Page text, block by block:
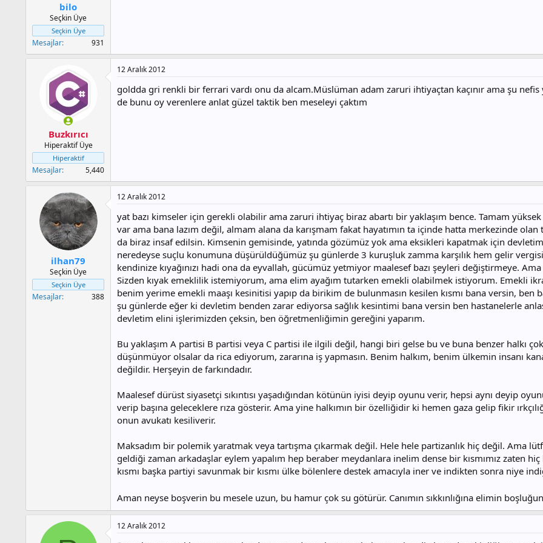
bilo
Seçkin Üye
Seçkin Üye
Mesajlar 931
Buzkırıcı
Hiperaktif Üye
Hiperaktif
Mesajlar 5,440
12 Aralık 2012
goldda gri renkli bir ferrari vardı onu da alcam.Müslüman adam zaruri ihtiyaçtan kaçınır ama şu
de bunu oy verenlere anlat güzel taktik ben meseleyi çaktım
ilhan79
Seçkin Üye
Seçkin Üye
Mesajlar 388
12 Aralık 2012
yat bazı kimseler için gerekli olabilir ama zaruri ihtiyaç biraz abartı bir yaklaşım bence. Tamam
var ama bana lazım değil, almam alana da karışmam fakat hayatımın ta içinde hatta merkezinde
da biraz insaf edilsin. Kimsenin gemisinde, yatında gözümüz yok ama eksikleri kapatmak için
neredeyse suçlu konumuna düşürüldüğümüz şu günlerde 3 kuruşluk zamma karşılık hem gelir
kendinize kıyağınızı hadi ona da eyvallah, gücümüz yetmiyor maalesef bazı şeyleri değiştirmeye.
Sizden kıyak emeklilik istemiyorum, ama elim ayağım tutarken emekli olabilmek istiyorum. Emekli
benim yerime emekli maaşı kesinitisi yapıp da birikim de bulunmasın kesilen kısmı bana versin, ben
şu günlerde eğer ki devletim benden zarar ediyorsa sağlık kesintimi bana versin ben hastanelerle
devletim elini işlerimizden çeksin, ben öğretmenliğimin gereğini yaparım.
Bu yaklaşım A partisi B partisi veya C partisi ile ilgili değil, hangi biri gelse bu ve buna benzer halkı
düşünmüyor olsalar da rica ediyorum, zararına iş yapmasın. Benim halkım, benim ülkemin insanı
değildir. Herşeyin de farkındadır.
Maalesef dürüst siyasetçi sıkıntısı yaşadığından kötünün iyisi deyip oyunu verir, hepsi aynı deyip
verip başına geleceklere rıza gösterir. Ama yine halkımın bir özelliğidir ki hemen gaza gelip fikir
onun avukatı kesiliverir.
Maksadım bir polemik yaratmak veya tartışma çıkarmak değil. Hele hele partizanlık hiç değil. Ama
geldiği zaman arkadaşlar eylem yapalım hep beraber meydanlara inelim dense bir kısmımız zaten
kısmı başka partiyi savunmak bir kısmı ülke bölenlere destek amacıyla iner ve indikten sonra niye
Aman neyse boşverin bu mesele uzun, bu hamur çok su götürür. Canımın sıkkınlığına elimin
12 Aralık 2012